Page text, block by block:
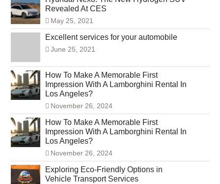
Revealed At CES
May 25, 2021
Excellent services for your automobile
June 25, 2021
How To Make A Memorable First
Impression With A Lamborghini Rental In
Los Angeles?
November 26, 2024
How To Make A Memorable First
Impression With A Lamborghini Rental In
Los Angeles?
November 26, 2024
Exploring Eco-Friendly Options in
Vehicle Transport Services